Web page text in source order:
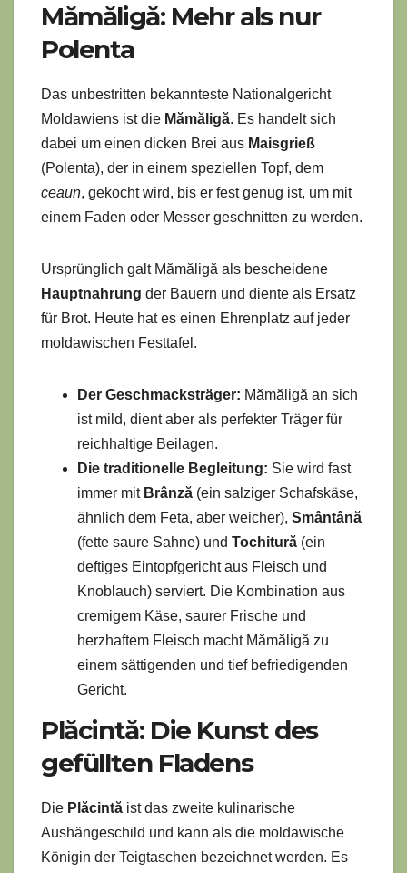
Mămăligă: Mehr als nur
Polenta
Das unbestritten bekannteste Nationalgericht
Moldawiens ist die Mămăligă. Es handelt sich
dabei um einen dicken Brei aus Maisgrieß
(Polenta), der in einem speziellen Topf, dem
ceaun, gekocht wird, bis er fest genug ist, um mit
einem Faden oder Messer geschnitten zu werden.
Ursprünglich galt Mămăligă als bescheidene
Hauptnahrung der Bauern und diente als Ersatz
für Brot. Heute hat es einen Ehrenplatz auf jeder
moldawischen Festtafel.
Der Geschmacksträger: Mămăligă an sich
ist mild, dient aber als perfekter Träger für
reichhaltige Beilagen.
Die traditionelle Begleitung: Sie wird fast
immer mit Brânză (ein salziger Schafskäse,
ähnlich dem Feta, aber weicher), Smântână
(fette saure Sahne) und Tochitură (ein
deftiges Eintopfgericht aus Fleisch und
Knoblauch) serviert. Die Kombination aus
cremigem Käse, saurer Frische und
herzhaftem Fleisch macht Mămăligă zu
einem sättigenden und tief befriedigenden
Gericht.
Plăcintă: Die Kunst des
gefüllten Fladens
Die Plăcintă ist das zweite kulinarische
Aushängeschild und kann als die moldawische
Königin der Teigtaschen bezeichnet werden. Es